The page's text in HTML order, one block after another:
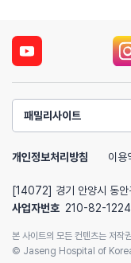
패밀리사이트
개인정보처리방침 이용
[14072] 경기 안양시 동안
사업자번호 210-82-
본 사이트의 모든 컨텐츠는 저작
© Jaseng Hospital of